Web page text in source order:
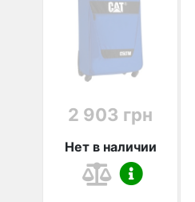
2 903 грн
Нет в наличии